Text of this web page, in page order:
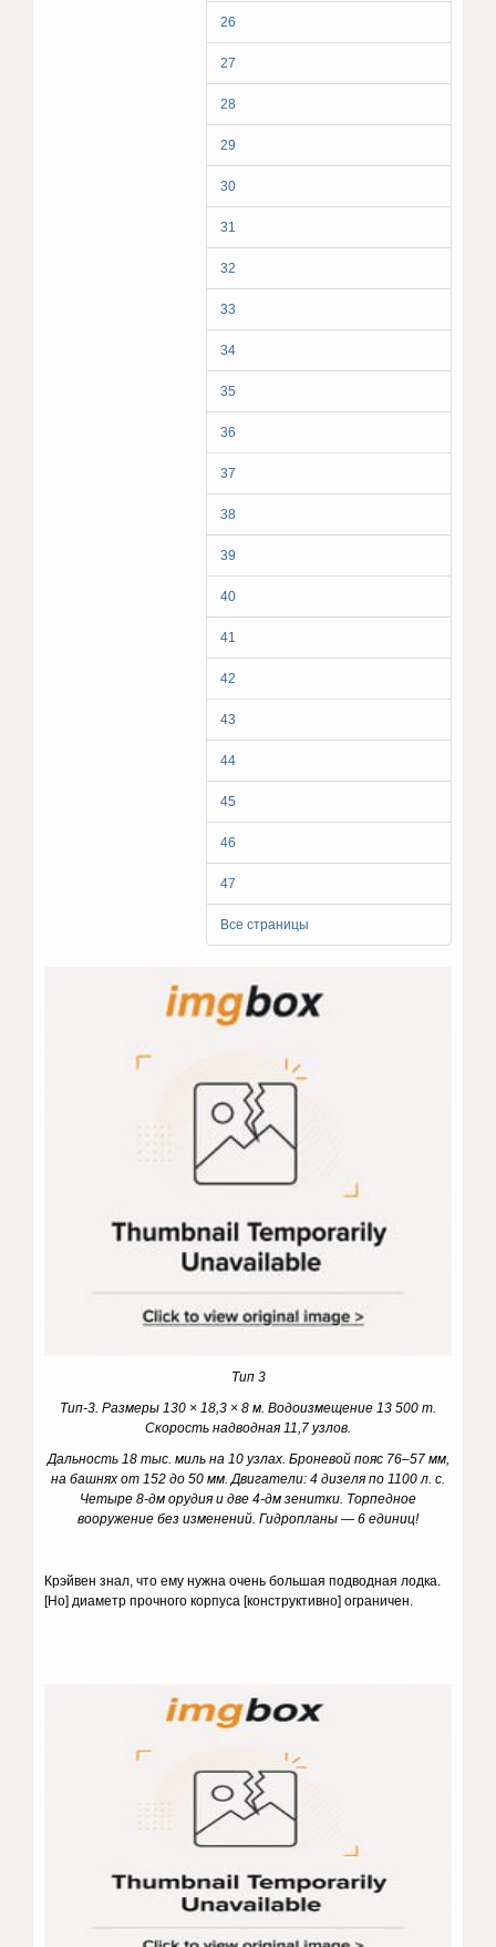
26
27
28
29
30
31
32
33
34
35
36
37
38
39
40
41
42
43
44
45
46
47
Все страницы
Тип 3
Тип-3. Размеры 130 × 18,3 × 8 м. Водоизмещение 13 500 т.
Скорость надводная 11,7 узлов.
Дальность 18 тыс. миль на 10 узлах. Броневой пояс 76–57 мм,
на башнях от 152 до 50 мм. Двигатели: 4 дизеля по 1100 л. с.
Четыре 8-дм орудия и две 4-дм зенитки. Торпедное
вооружение без изменений. Гидропланы — 6 единиц!
Крэйвен знал, что ему нужна очень большая подводная лодка.
[Но] диаметр прочного корпуса [конструктивно] ограничен.